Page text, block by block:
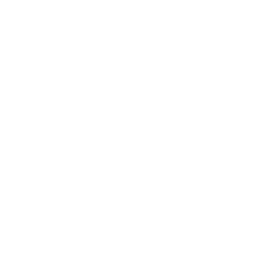
септика) попадает в
тоннеля при
Благодаря
рельефа местности и